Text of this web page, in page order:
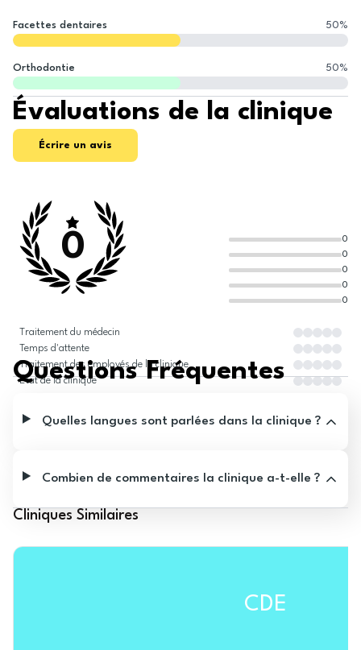
Facettes dentaires 50%
Orthodontie 50%
Évaluations de la clinique
Écrire un avis
0
0
0
0
0
0
Traitement du médecin
Temps d'attente
Traitement des employés de la clinique
État de la clinique
Questions Fréquentes
Quelles langues sont parlées dans la clinique ?
Combien de commentaires la clinique a-t-elle ?
Cliniques Similaires
CDE